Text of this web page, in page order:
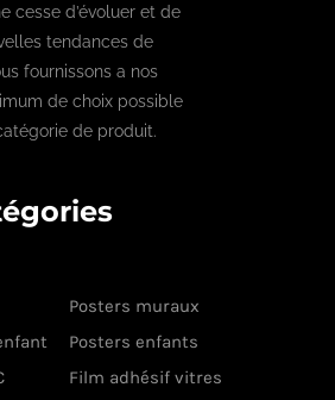
cesse d’évoluer et de
tendances de
fournissons a nos
de choix possible
de produit.
Posters muraux
Posters enfants
Film adhésif vitres